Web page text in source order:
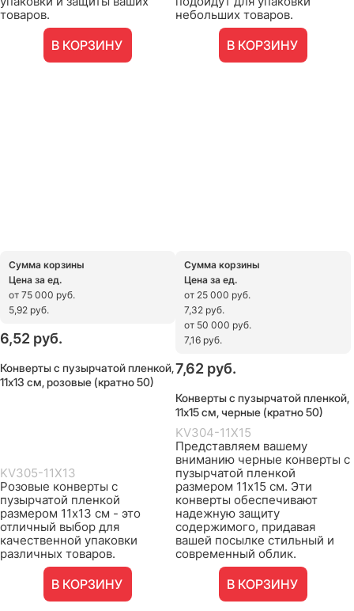
товаров.
В КОРЗИНУ
небольших товаров.
В КОРЗИНУ
Сумма корзины
Цена за ед.
от 75 000 руб.
5,92 руб.
6,52 руб.
Конверты с пузырчатой пленкой,
11х13 см, розовые (кратно 50)
KV305-11X13
Розовые конверты с
пузырчатой пленкой
размером 11х13 см - это
отличный выбор для
качественной упаковки
различных товаров.
В КОРЗИНУ
Сумма корзины
Цена за ед.
от 25 000 руб.
7,32 руб.
от 50 000 руб.
7,16 руб.
7,62 руб.
Конверты с пузырчатой пленкой,
11х15 см, черные (кратно 50)
KV304-11X15
Представляем вашему
вниманию черные конверты с
пузырчатой пленкой
размером 11х15 см. Эти
конверты обеспечивают
надежную защиту
содержимого, придавая
вашей посылке стильный и
современный облик.
В КОРЗИНУ